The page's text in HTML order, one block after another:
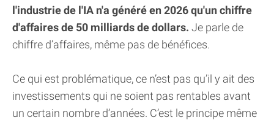
l'industrie de l'IA n'a généré en 2026 qu'un chiffre
d'affaires de 50 milliards de dollars. Je parle de
chiffre d’affaires, même pas de bénéfices.
Ce qui est problématique, ce n’est pas qu’il y ait des
investissements qui ne soient pas rentables avant
un certain nombre d’années. C’est le principe même